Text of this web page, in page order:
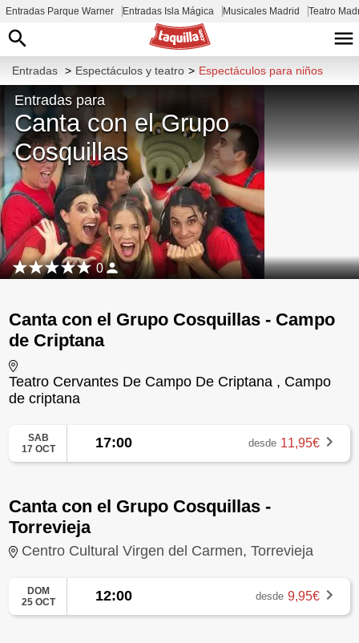
Entradas Parque Warner Entradas Isla Mágica Musicales Madrid Teatro
Entradas > Espectáculos y teatro > Espectáculos para niños
Entradas para
Canta con el Grupo
Cosquillas
0
Canta con el Grupo Cosquillas - Campo
de Criptana
Teatro Cervantes De Campo De Criptana , Campo
de criptana
SAB
17 OCT
17:00 desde 11,95€
Canta con el Grupo Cosquillas -
Torrevieja
Centro Cultural Virgen del Carmen, Torrevieja
DOM
25 OCT
12:00 desde 9,95€